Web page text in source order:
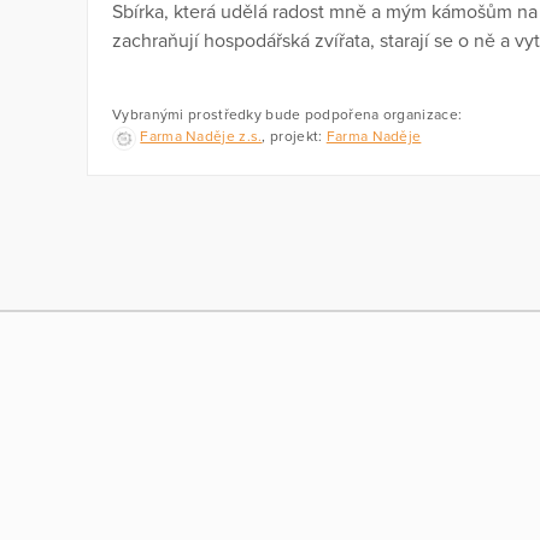
Sbírka, která udělá radost mně a mým kámošům
zachraňují hospodářská zvířata, starají se o ně a
Vybranými prostředky bude podpořena organizace:
Farma Naděje z.s., projekt: Farma Naděje